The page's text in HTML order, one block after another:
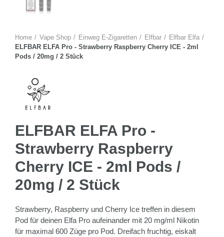
Home Vape Shop Einweg E-Zigaretten Elfbar
Elfbar Elfa
ELFBAR ELFA Pro - Strawberry Raspberry Cherry ICE - 2ml
Pods / 20mg / 2 Stück
ELFBAR ELFA Pro -
Strawberry Raspberry
Cherry ICE - 2ml Pods /
20mg / 2 Stück
Strawberry, Raspberry und Cherry Ice treffen in diesem
Pod für deinen Elfa Pro aufeinander mit 20 mg/ml Nikotin
für maximal 600 Züge pro Pod. Dreifach fruchtig, eiskalt